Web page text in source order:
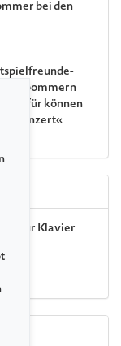
bei den
Vorpommern
hierfür können
Konzert«
für Klavier